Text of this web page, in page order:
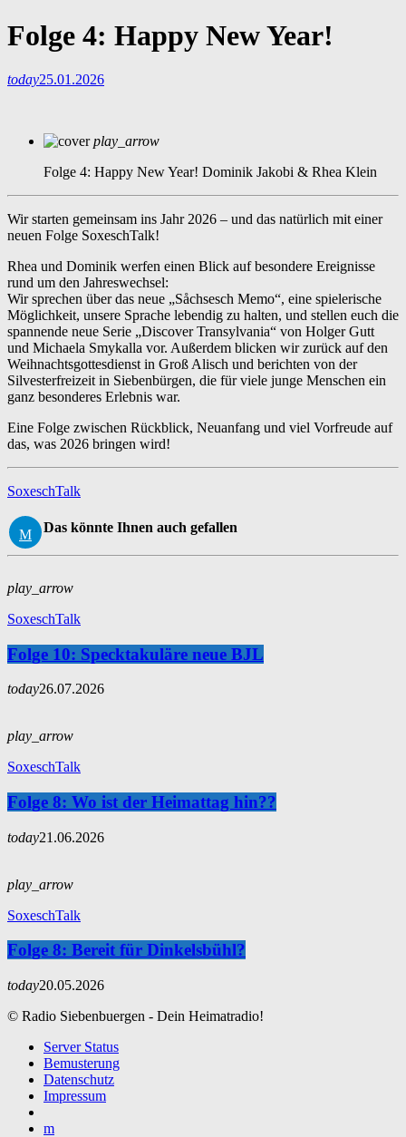
Folge 4: Happy New Year!
today25.01.2026
play_arrow
Folge 4: Happy New Year! Dominik Jakobi & Rhea Klein
Wir starten gemeinsam ins Jahr 2026 – und das natürlich mit einer
neuen Folge SoxeschTalk!
Rhea und Dominik werfen einen Blick auf besondere Ereignisse
rund um den Jahreswechsel:
Wir sprechen über das neue „Såchsesch Memo“, eine spielerische
Möglichkeit, unsere Sprache lebendig zu halten, und stellen euch die
spannende neue Serie „Discover Transylvania“ von Holger Gutt
und Michaela Smykalla vor. Außerdem blicken wir zurück auf den
Weihnachtsgottesdienst in Groß Alisch und berichten von der
Silvesterfreizeit in Siebenbürgen, die für viele junge Menschen ein
ganz besonderes Erlebnis war.
Eine Folge zwischen Rückblick, Neuanfang und viel Vorfreude auf
das, was 2026 bringen wird!
SoxeschTalk
Das könnte Ihnen auch gefallen
play_arrow
SoxeschTalk
Folge 10: Specktakuläre neue BJL
today26.07.2026
play_arrow
SoxeschTalk
Folge 8: Wo ist der Heimattag hin??
today21.06.2026
play_arrow
SoxeschTalk
Folge 8: Bereit für Dinkelsbühl?
today20.05.2026
© Radio Siebenbuergen - Dein Heimatradio!
Server Status
Bemusterung
Datenschutz
Impressum